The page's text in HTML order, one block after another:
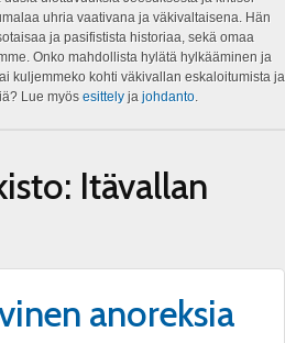
uhria vaativana ja väkivaltaisena. Hän
ja pasifistista historiaa, sekä omaa
Onko mahdollista hylätä hylkääminen ja
kuljemmeko kohti väkivallan eskaloitumista ja
Lue myös esittelyja johdanto.
Itävallan
anoreksia